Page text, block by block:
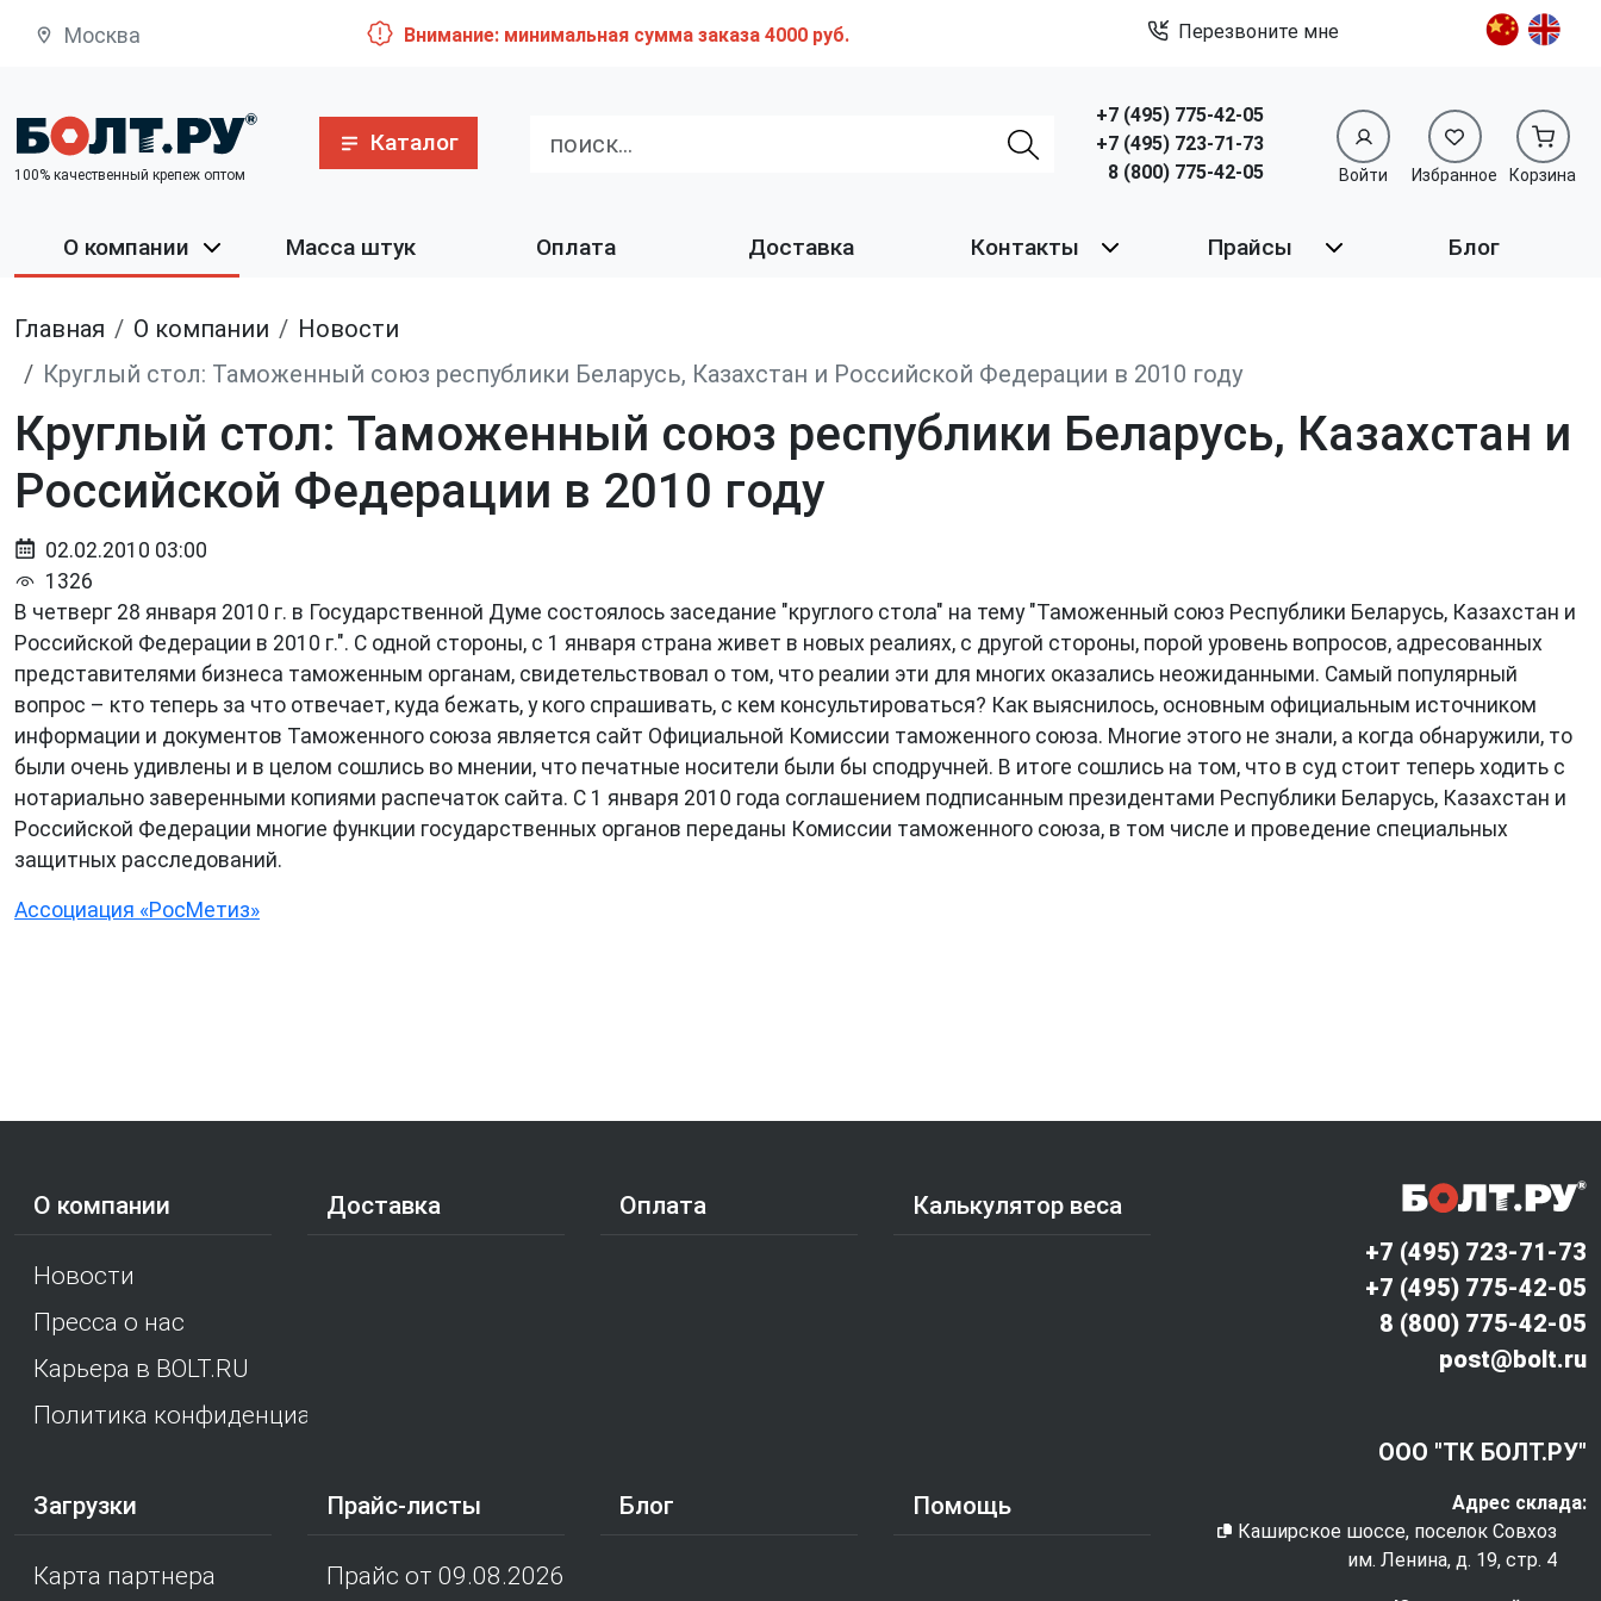
Москва Внимание: минимальная сумма заказа 4000 руб. Перезвоните мне
100% качественный крепеж оптом
Каталог
+7 (495) 775-42-05
+7 (495) 723-71-73
8 (800) 775-42-05
Войти Избранное Корзина
О компании Масса штук Оплата Доставка Контакты Прайсы Блог
Главная О компании
Новости
Круглый стол: Таможенный союз республики Беларусь, Казахстан и Российской Федерации в 2010 году
Круглый стол: Таможенный союз республики Беларусь, Казахстан и
Российской Федерации в 2010 году
02.02.2010 03:00
1326
В четверг 28 января 2010 г. в Государственной Думе состоялось заседание "круглого стола" на тему "Таможенный союз Республики Беларусь, Казахстан и
Российской Федерации в 2010 г.". С одной стороны, с 1 января страна живет в новых реалиях, с другой стороны, порой уровень вопросов, адресованных
представителями бизнеса таможенным органам, свидетельствовал о том, что реалии эти для многих оказались неожиданными. Самый популярный
вопрос – кто теперь за что отвечает, куда бежать, у кого спрашивать, с кем консультироваться? Как выяснилось, основным официальным источником
информации и документов Таможенного союза является сайт Официальной Комиссии таможенного союза. Многие этого не знали, а когда обнаружили, то
были очень удивлены и в целом сошлись во мнении, что печатные носители были бы сподручней. В итоге сошлись на том, что в суд стоит теперь ходить с
нотариально заверенными копиями распечаток сайта. С 1 января 2010 года соглашением подписанным президентами Республики Беларусь, Казахстан и
Российской Федерации многие функции государственных органов переданы Комиссии таможенного союза, в том числе и проведение специальных
защитных расследований.
Ассоциация «РосМетиз»
О компании
Новости
Пресса о нас
Карьера в BOLT.RU
Политика конфиденциальности
Доставка Оплата Калькулятор веса
Загрузки
Карта партнера
Прайс-листы
Прайс от 09.08.2026
Блог Помощь
+7 (495) 723-71-73
+7 (495) 775-42-05
8 (800) 775-42-05
post@bolt.ru
ООО "ТК БОЛТ.РУ"
Адрес склада:
Каширское шоссе, поселок Совхоз
им. Ленина, д. 19, стр. 4